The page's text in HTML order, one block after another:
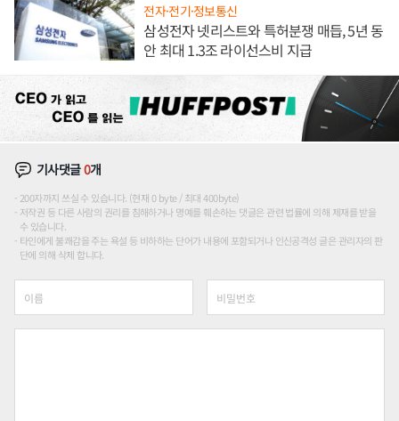
전자·전기·정보통신
삼성전자 넷리스트와 특허분쟁 매듭, 5년 동
안 최대 1.3조 라이선스비 지급
기사댓글0개
200자까지 쓰실 수 있습니다. (현재 0 byte / 최대 400byte)
저작권 등 다른 사람의 권리를 침해하거나 명예를 훼손하는 댓글은 관련 법률에 의해 제재를 받을
수 있습니다.
타인에게 불쾌감을 주는 욕설 등 비하하는 단어가 내용에 포함되거나 인신공격성 글은 관리자의 판
단에 의해 삭제 합니다.